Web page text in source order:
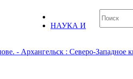
НАУКА И
- Архангельск : Северо-Западное